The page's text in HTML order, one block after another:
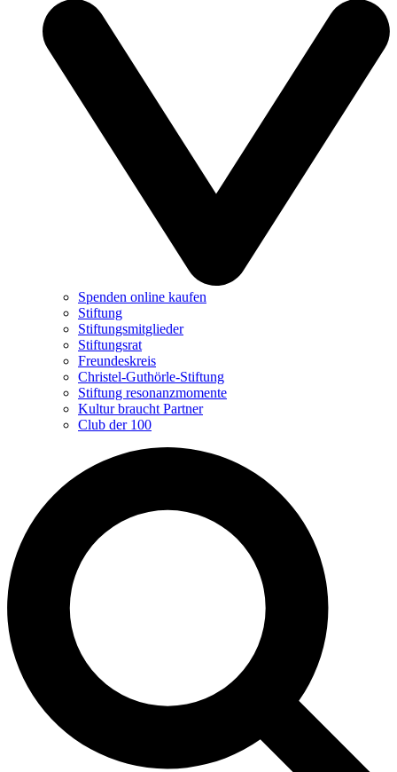
Spenden online kaufen
Stiftung
Stiftungsmitglieder
Stiftungsrat
Freundeskreis
Christel-Guthörle-Stiftung
Stiftung resonanzmomente
Kultur braucht Partner
Club der 100